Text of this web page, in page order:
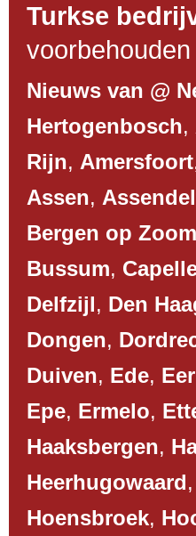
Turkse
voorbehouden
Nieuws van @
Hertogenbosch,
Rijn, Amersfoort
Assen,
Bergen op Zoom
Bussum,
Delfzijl, Den
Dongen,
Duiven, Ede,
Epe, Ermelo,
Haaksbergen,
Heerhugowaard,
Hoensbroek,